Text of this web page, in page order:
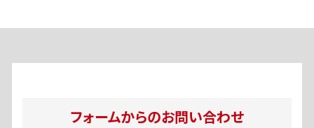
フォームからのお問い合わせ